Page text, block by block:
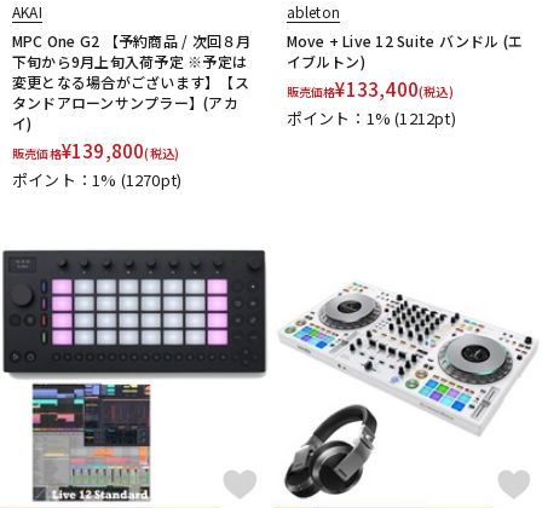
AKAI
MPC One G2 【予約商品 / 次回８月
下旬から9月上旬入荷予定 ※予定は
変更となる場合がございます】【ス
タンドアローンサンプラー】(アカ
イ)
販売価格¥139,800(税込)
ポイント：1% (1270pt)
ableton
Move + Live 12 Suite バンドル (エ
イブルトン)
販売価格¥133,400(税込)
ポイント：1%(1212pt)